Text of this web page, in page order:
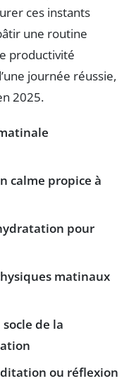
ces instants
une routine
productivité
journée réussie,
2025.
calme propice à
pour
matinaux
de la
ou réflexion